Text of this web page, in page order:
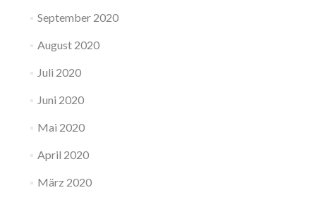
September 2020
August 2020
Juli 2020
Juni 2020
Mai 2020
April 2020
März 2020